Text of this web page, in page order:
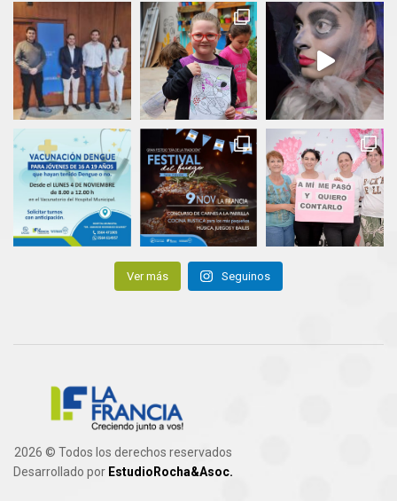
Ver más Seguinos
2026 © Todos los derechos reservados
Desarrollado por EstudioRocha&Asoc.